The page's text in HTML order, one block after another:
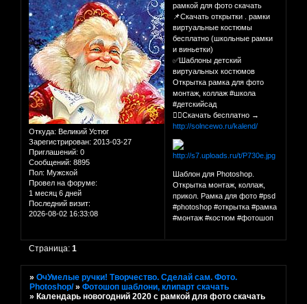
Откуда: Великий Устюг
Зарегистрирован: 2013-03-27
Приглашений: 0
Сообщений: 8895
Пол: Мужской
Провел на форуме:
1 месяц 6 дней
Последний визит:
2026-08-02 16:33:08
рамкой для фото скачать
📌Скачать открытки . рамки
виртуальные костюмы
бесплатно (школьные рамки
и виньетки)
✅Шаблоны детский
виртуальных костюмов
Открытка рамка для фото
монтаж, коллаж #школа
#детскийсад
👉🏻Скачать бесплатно →
http://solncewo.ru/kalend/
Шаблон для Photoshop.
Открытка монтаж, коллаж,
прикол. Рамка для фото #psd
#photoshop #открытка #рамка
#монтаж #костюм #фотошоп
Страница:1
»ОчУмелые ручки! Творчество. Сделай сам. Фото.
Photoshop/ »Фотошоп шаблони, клипарт скачать
»Календарь новогодний 2020 с рамкой для фото скачать